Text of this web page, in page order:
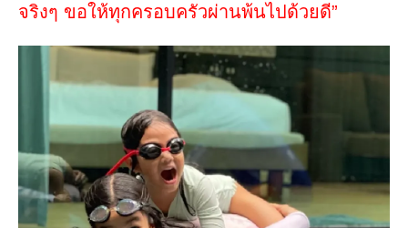
จริงๆ ขอให้ทุกครอบครัวผ่านพ้นไปด้วยดี”